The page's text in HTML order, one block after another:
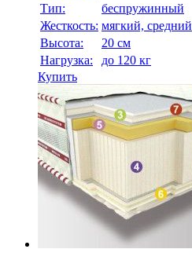
Тип:
беспружинный
Жесткость: мягкий, средний
Высотa:
20 см
Нагрузка:
до 120 кг
Купить